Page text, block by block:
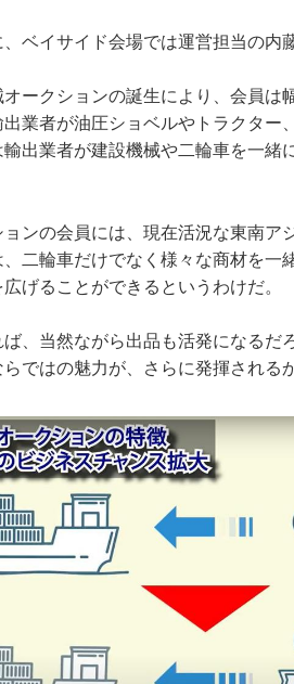
ベイサイド会場では運営担当の内
ークションの誕生により、会員
出業者が油圧ショベルやトラクタ
輸出業者が建設機械や二輪車を一緒
ンの会員には、現在活況な東南ア
二輪車だけでなく様々な商材を一
げることができるというわけだ。
、当然ながら出品も活発になるだ
ではの魅力が、さらに発揮される